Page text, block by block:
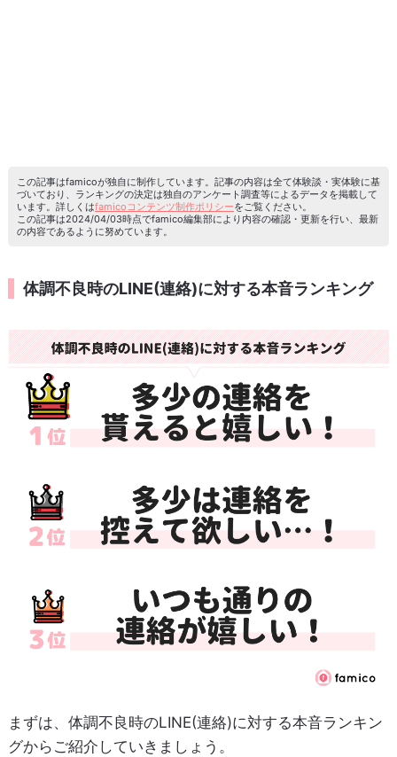
この記事はfamicoが独自に制作しています。記事の内容は全て体験談・実体験に基
づいており、ランキングの決定は独自のアンケート調査等によるデータを掲載して
います。詳しくはfamicoコンテンツ制作ポリシーをご覧ください。
この記事は2024/04/03時点でfamico編集部により内容の確認・更新を行い、最新
の内容であるように努めています。
体調不良時のLINE(連絡)に対する本音ランキング
まずは、体調不良時のLINE(連絡)に対する本音ランキン
グからご紹介していきましょう。